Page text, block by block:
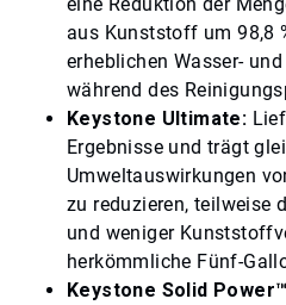
aus Kunststoff um 98,8
erheblichen Wasser-
während des
Keystone Ultimate:
Ergebnisse und trägt
Umweltauswirkungen
zu reduzieren, teilweise
und weniger
herkömmliche Fünf-
Keystone Solid